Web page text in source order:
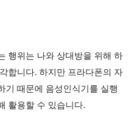
행위는 나와 상대방을 위해 하
합니다. 하지만 프라다폰의 자
기 때문에 음성인식기를 실행
활용할 수 있습니다.